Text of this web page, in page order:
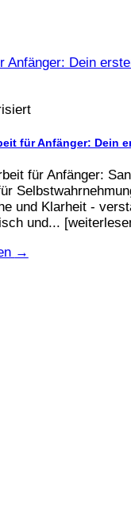
für Anfänger: Dein
für Anfänger:
und Klarheit -
und...
→